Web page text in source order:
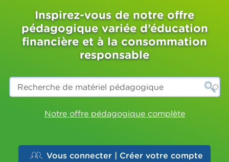
Inspirez-vous de notre offre
pédagogique variée d’éducation
financière et à la consommation
responsable
Recherche
matériel
pédagogiqueNotre offre pédagogique complète
Vous connecter | Créer votre compte